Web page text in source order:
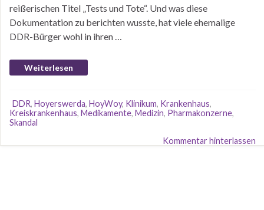
reißerischen Titel „Tests und Tote“. Und was diese
Dokumentation zu berichten wusste, hat viele ehemalige
DDR-Bürger wohl in ihren …
Weiterlesen
DDR, Hoyerswerda, HoyWoy, Klinikum, Krankenhaus,
Kreiskrankenhaus, Medikamente, Medizin, Pharmakonzerne,
Skandal
Kommentar hinterlassen